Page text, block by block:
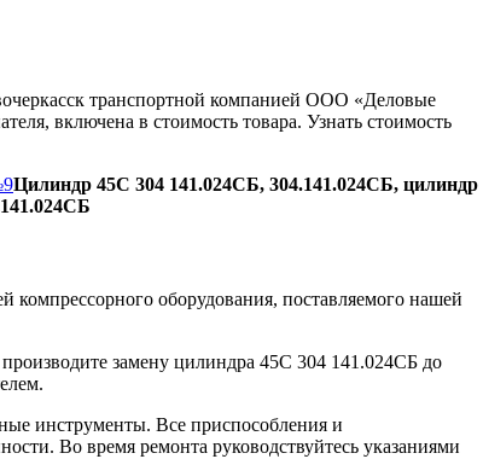
транспортной компанией ООО «Деловые
включена в стоимость товара. Узнать стоимость
Цилиндр 45С 304 141.024СБ, 304.141.024СБ, цилиндр
компрессорного оборудования, поставляемого нашей
замену цилиндра 45С 304 141.024СБ до
инструменты. Все приспособления и
Во время ремонта руководствуйтесь указаниями